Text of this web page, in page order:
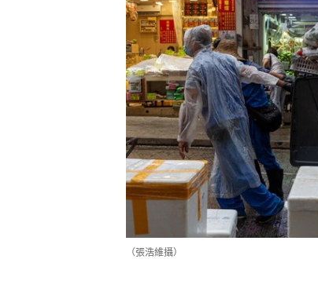
（張浩維攝）